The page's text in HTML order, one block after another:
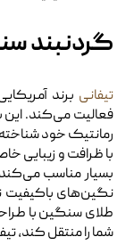
گردنبند
تیفانی
فعالیت می‌کند.
رمانتیک خود
با ظرافت و زیبایی
بسیار مناسب
نگین‌های باکیفیت
طلای سنگین با
شما را منتقل کند،